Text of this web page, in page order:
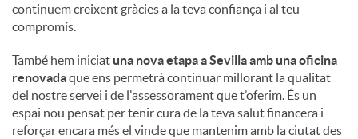
continuem creixent gràcies a la teva confiança i al teu
compromís.
També hem iniciat una nova etapa a Sevilla amb una oficina
renovadaque ens permetrà continuar millorant la qualitat
del nostre servei i de l'assessorament que t’oferim. És un
espai nou pensat per tenir cura de la teva salut financera i
reforçar encara més el vincle que mantenim amb la ciutat des